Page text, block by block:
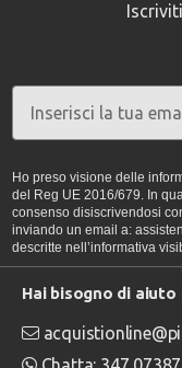
Ho preso visione delle
del Reg UE 2016/679. In
consenso disiscrivendosi
inviando un email a:
descritte nell’informativa
Hai bisogno di